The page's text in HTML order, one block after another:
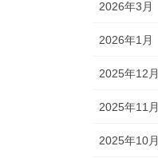
2026年3月
2026年1月
2025年12月
2025年11月
2025年10月